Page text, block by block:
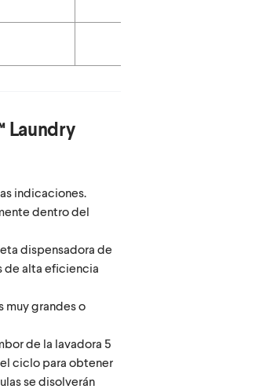
Laundry
indicaciones.
dentro del
dispensadora de
de alta eficiencia
muy grandes o
de la lavadora 5
ciclo para obtener
se disolverán